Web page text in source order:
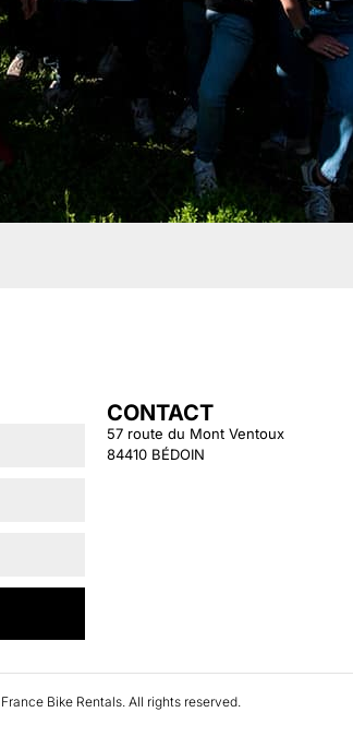
CONTACT
57 route du Mont Ventoux
84410 BÉDOIN
Bike Rentals. All rights reserved.